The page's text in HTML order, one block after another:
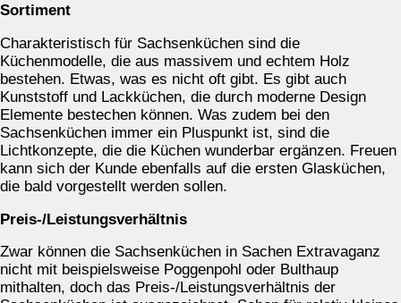
Sortiment
Charakteristisch für Sachsenküchen sind die
Küchenmodelle, die aus massivem und echtem Holz
bestehen. Etwas, was es nicht oft gibt. Es gibt auch
Kunststoff und Lackküchen, die durch moderne Design
Elemente bestechen können. Was zudem bei den
Sachsenküchen immer ein Pluspunkt ist, sind die
Lichtkonzepte, die die Küchen wunderbar ergänzen. Freuen
kann sich der Kunde ebenfalls auf die ersten Glasküchen,
die bald vorgestellt werden sollen.
Preis-/Leistungsverhältnis
Zwar können die Sachsenküchen in Sachen Extravaganz
nicht mit beispielsweise Poggenpohl oder Bulthaup
mithalten, doch das Preis-/Leistungsverhältnis der